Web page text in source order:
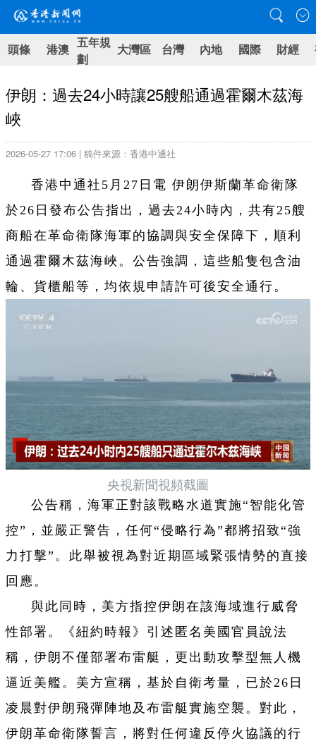
頭條 港澳 五年規
劃
大灣區 台灣 內地 國際 財經
伊朗：過去24小時讓25艘船通過霍爾木茲海
峽
2026-05-27 17:06 | 稿件來源：香港中通社
香港中通社5月27日電 伊朗伊斯蘭革命衛隊
於26日發布公告指出，過去24小時內，共有25艘
商船在革命衛隊海軍的協調與安全保障下，順利
通過霍爾木茲海峽。公告強調，這些船隻包含油
輪、貨櫃船等，均依規申請許可後安全通行。
央視新聞視頻截圖
公告稱，海軍正對該戰略水道實施“智能化管
控”，並嚴正警告，任何“侵略行為”都將招致“強
力打擊”。此舉被視為對近期區域緊張情勢的直接
回應。
與此同時，美方指控伊朗在該海域進行威脅
性部署。《紐約時報》引述匿名美國官員說法
稱，伊朗不僅部署布雷艇，更出動攻擊型無人機
逼近美艦。美方宣稱，基於自衛考量，已於26日
凌晨對伊朗飛彈陣地及布雷艇實施空襲。對此，
伊朗革命衛隊誓言，將對任何違反停火協議的行